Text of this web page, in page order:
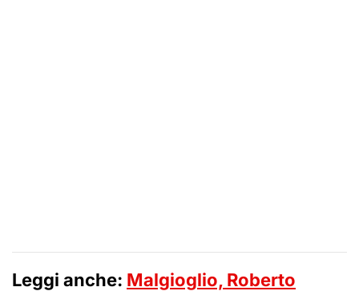
Leggi anche: Malgioglio, Roberto